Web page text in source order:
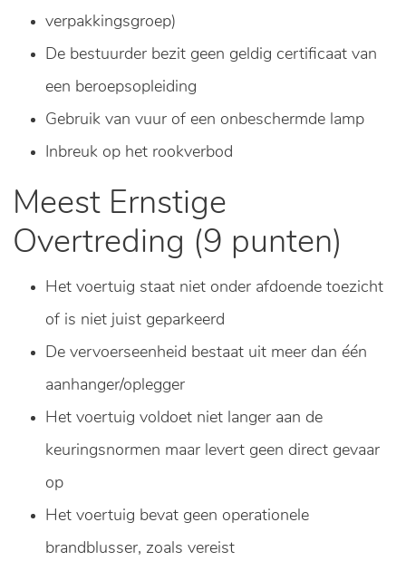
verpakkingsgroep)
De bestuurder bezit geen geldig certificaat van
een beroepsopleiding
Gebruik van vuur of een onbeschermde lamp
Inbreuk op het rookverbod
Meest Ernstige
Overtreding (9 punten)
Het voertuig staat niet onder afdoende toezicht
of is niet juist geparkeerd
De vervoerseenheid bestaat uit meer dan één
aanhanger/oplegger
Het voertuig voldoet niet langer aan de
keuringsnormen maar levert geen direct gevaar
op
Het voertuig bevat geen operationele
brandblusser, zoals vereist